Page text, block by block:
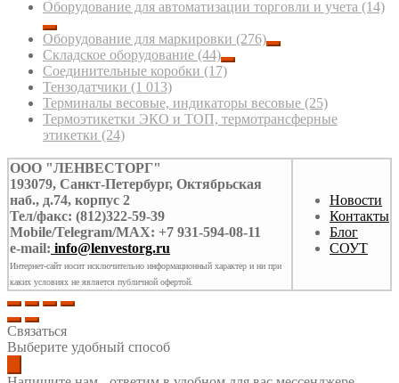
Оборудование для автоматизации торговли и учета (14)
Оборудование для маркировки (276)
Складское оборудование (44)
Соединительные коробки (17)
Тензодатчики (1 013)
Терминалы весовые, индикаторы весовые (25)
Термоэтикетки ЭКО и ТОП, термотрансферные
этикетки (24)
ООО "ЛЕНВЕСТОРГ"
193079, Санкт-Петербург, Октябрьская
наб., д.74, корпус 2
Тел/факс: (812)322-59-39
Mobile/Telegram/MAX: +7 931-594-08-11
e-mail: info@lenvestorg.ru
Интернет-сайт носит исключительно информационный характер и ни при
каких условиях не является публичной офертой.
Новости
Контакты
Блог
СОУТ
Связаться
Выберите удобный способ